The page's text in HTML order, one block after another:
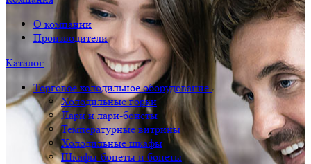
О компании
Производители
Каталог
Торговое холодильное оборудование
Холодильные горки
Лари и лари-бонеты
Температурные витрины
Холодильные шкафы
Шкафы-бонеты и бонеты